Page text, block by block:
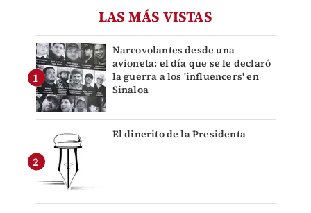
LAS MÁS VISTAS
Narcovolantes desde una
avioneta: el día que se le declaró
la guerra a los 'influencers' en
Sinaloa
El dinerito de la Presidenta